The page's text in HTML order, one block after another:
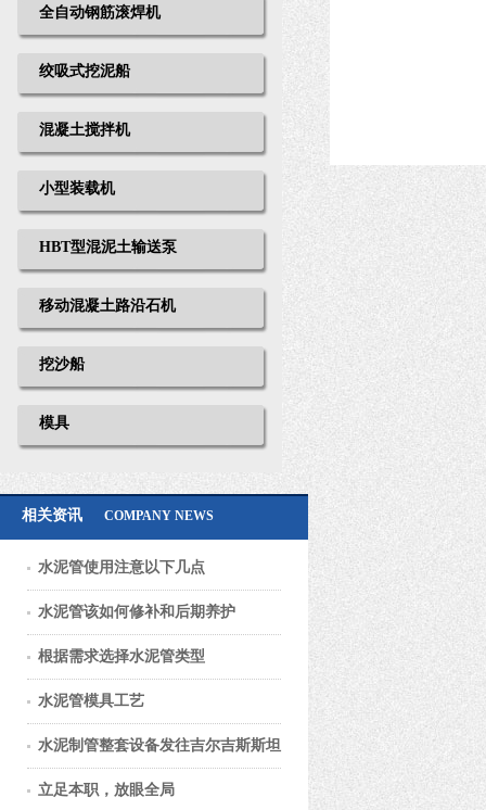
全自动钢筋滚焊机
绞吸式挖泥船
混凝土搅拌机
小型装载机
HBT型混泥土输送泵
移动混凝土路沿石机
挖沙船
模具
相关资讯 COMPANY NEWS
水泥管使用注意以下几点
水泥管该如何修补和后期养护
根据需求选择水泥管类型
水泥管模具工艺
水泥制管整套设备发往吉尔吉斯斯坦
立足本职，放眼全局